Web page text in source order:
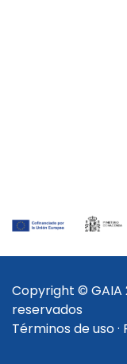
Copyright © GAIA
reservados
Términos de uso·